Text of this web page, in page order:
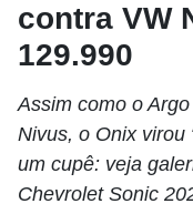
contra VW
129.990
Assim como o
Nivus, o Onix virou
um cupê: veja
Chevrolet Sonic